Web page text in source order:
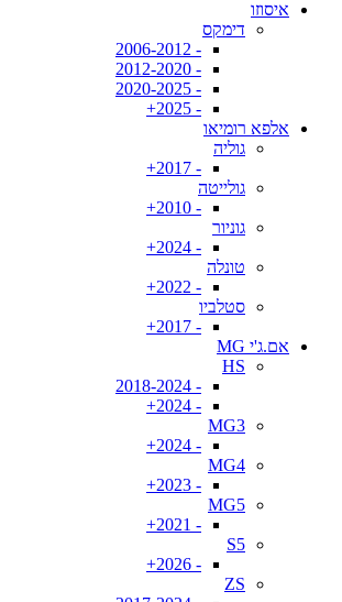
איסוזו
דימקס
- 2006-2012
- 2012-2020
- 2020-2025
- 2025+
אלפא רומיאו
גוליה
- 2017+
גולייטה
- 2010+
גוניור
- 2024+
טונלה
- 2022+
סטלביו
- 2017+
אם.ג'י MG
HS
- 2018-2024
- 2024+
MG3
- 2024+
MG4
- 2023+
MG5
- 2021+
S5
- 2026+
ZS